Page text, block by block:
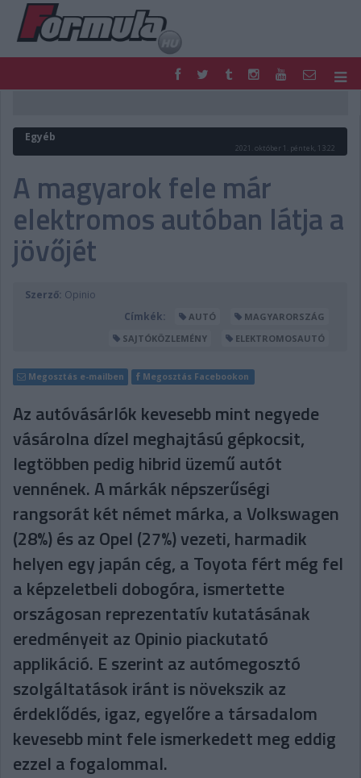
FORMULA
MOTOR
PODCAST
SHOP
TIPPJÁTÉK
DIGITÁLIS MAGAZIN
PONTÁLLÁSOK
VERSENYNAPTÁRAK
Egyéb
2021. október 1. péntek, 13:22
A magyarok fele már
elektromos autóban látja a
jövőjét
Szerző: Opinio
Címkék:
AUTÓ
MAGYARORSZÁG
SAJTÓKÖZLEMÉNY
ELEKTROMOSAUTÓ
Megosztás e-mailben Megosztás Facebookon
Az autóvásárlók kevesebb mint negyede
vásárolna dízel meghajtású gépkocsit,
legtöbben pedig hibrid üzemű autót
vennének. A márkák népszerűségi
rangsorát két német márka, a Volkswagen
(28%) és az Opel (27%) vezeti, harmadik
helyen egy japán cég, a Toyota fért még fel
a képzeletbeli dobogóra, ismertette
országosan reprezentatív kutatásának
eredményeit az Opinio piackutató
applikáció. E szerint az autómegosztó
szolgáltatások iránt is növekszik az
érdeklődés, igaz, egyelőre a társadalom
kevesebb mint fele ismerkedett meg eddig
ezzel a fogalommal.